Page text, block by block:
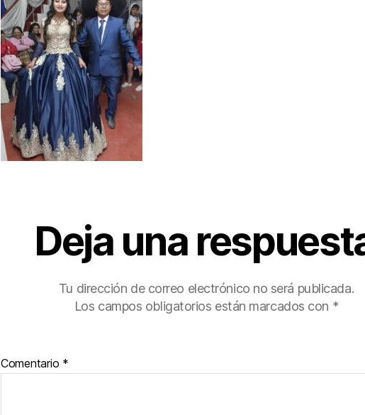
Deja una
Tu dirección de correo electrónico no será publicada.
Los campos obligatorios están marcados con *
Comentario *